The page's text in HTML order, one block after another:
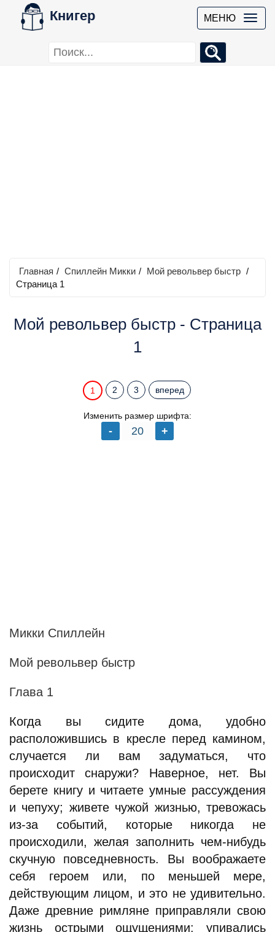
Книгер МЕНЮ
Главная / Спиллейн Микки / Мой револьвер быстр /
Страница 1
Мой револьвер быстр - Страница
1
1 2 3 вперед
Изменить размер шрифта:
Микки Спиллейн
Мой револьвер быстр
Глава 1
Когда вы сидите дома, удобно
расположившись в кресле перед камином,
случается ли вам задуматься, что
происходит снаружи? Наверное, нет. Вы
берете книгу и читаете умные рассуждения
и чепуху; живете чужой жизнью, тревожась
из-за событий, которые никогда не
происходили, желая заполнить чем-нибудь
скучную повседневность. Вы воображаете
себя героем или, по меньшей мере,
действующим лицом, и это не удивительно.
Даже древние римляне приправляли свою
жизнь острыми ощущениями: упивались